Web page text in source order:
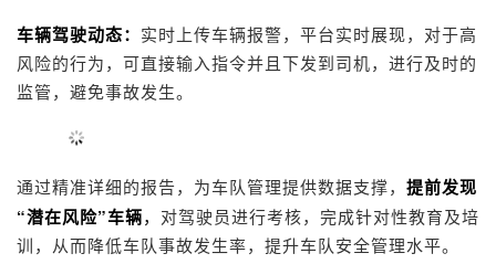
车辆驾驶动态： 实时上传车辆报警，平台实时展现，对于高
风险的行为，可直接输入指令并且下发到司机，进行及时的
监管，避免事故发生。
通过精准详细 的报告， 为车队管理提供数据支撑， 提前发现
“潜在风险”车辆， 对驾驶员进行考核，完成针对性教育及培
训，从而降低车队事故发生率，提升车队安全管理水平。